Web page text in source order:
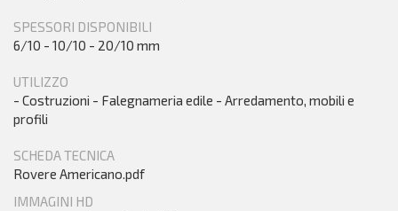
SPESSORI DISPONIBILI
6/10 - 10/10 - 20/10 mm
UTILIZZO
- Costruzioni - Falegnameria edile - Arredamento, mobili e
profili
SCHEDA TECNICA
Rovere Americano.pdf
IMMAGINI HD